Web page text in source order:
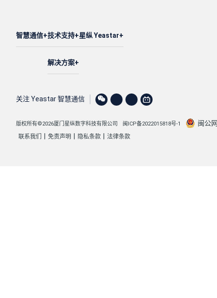
智慧通信 技术支持
解决方案
星纵 Yeastar
关注 Yeastar 智慧通信
版权所有©2026厦门星纵数字科技有限公司 闽ICP备2022015818号-1 闽公
联系我们 免责声明 隐私条款 法律条款